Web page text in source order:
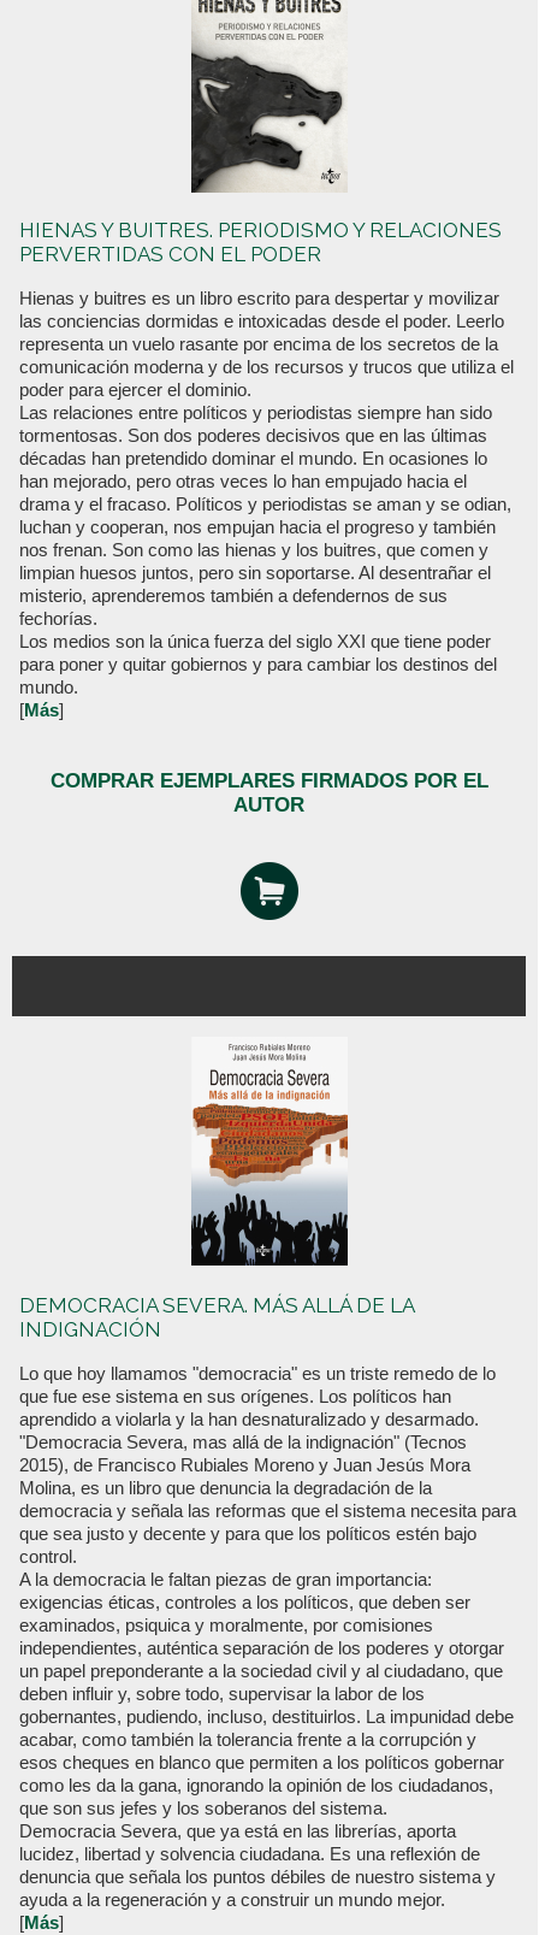
HIENAS Y BUITRES. PERIODISMO Y RELACIONES
PERVERTIDAS CON EL PODER
Hienas y buitres es un libro escrito para despertar y movilizar
las conciencias dormidas e intoxicadas desde el poder. Leerlo
representa un vuelo rasante por encima de los secretos de la
comunicación moderna y de los recursos y trucos que utiliza el
poder para ejercer el dominio.
Las relaciones entre políticos y periodistas siempre han sido
tormentosas. Son dos poderes decisivos que en las últimas
décadas han pretendido dominar el mundo. En ocasiones lo
han mejorado, pero otras veces lo han empujado hacia el
drama y el fracaso. Políticos y periodistas se aman y se odian,
luchan y cooperan, nos empujan hacia el progreso y también
nos frenan. Son como las hienas y los buitres, que comen y
limpian huesos juntos, pero sin soportarse. Al desentrañar el
misterio, aprenderemos también a defendernos de sus
fechorías.
Los medios son la única fuerza del siglo XXI que tiene poder
para poner y quitar gobiernos y para cambiar los destinos del
mundo.
[Más]
COMPRAR EJEMPLARES FIRMADOS POR EL
AUTOR
DEMOCRACIA SEVERA. MÁS ALLÁ DE LA
INDIGNACIÓN
Lo que hoy llamamos "democracia" es un triste remedo de lo
que fue ese sistema en sus orígenes. Los políticos han
aprendido a violarla y la han desnaturalizado y desarmado.
"Democracia Severa, mas allá de la indignación" (Tecnos
2015), de Francisco Rubiales Moreno y Juan Jesús Mora
Molina, es un libro que denuncia la degradación de la
democracia y señala las reformas que el sistema necesita para
que sea justo y decente y para que los políticos estén bajo
control.
A la democracia le faltan piezas de gran importancia:
exigencias éticas, controles a los políticos, que deben ser
examinados, psiquica y moralmente, por comisiones
independientes, auténtica separación de los poderes y otorgar
un papel preponderante a la sociedad civil y al ciudadano, que
deben influir y, sobre todo, supervisar la labor de los
gobernantes, pudiendo, incluso, destituirlos. La impunidad debe
acabar, como también la tolerancia frente a la corrupción y
esos cheques en blanco que permiten a los políticos gobernar
como les da la gana, ignorando la opinión de los ciudadanos,
que son sus jefes y los soberanos del sistema.
Democracia Severa, que ya está en las librerías, aporta
lucidez, libertad y solvencia ciudadana. Es una reflexión de
denuncia que señala los puntos débiles de nuestro sistema y
ayuda a la regeneración y a construir un mundo mejor.
[Más]